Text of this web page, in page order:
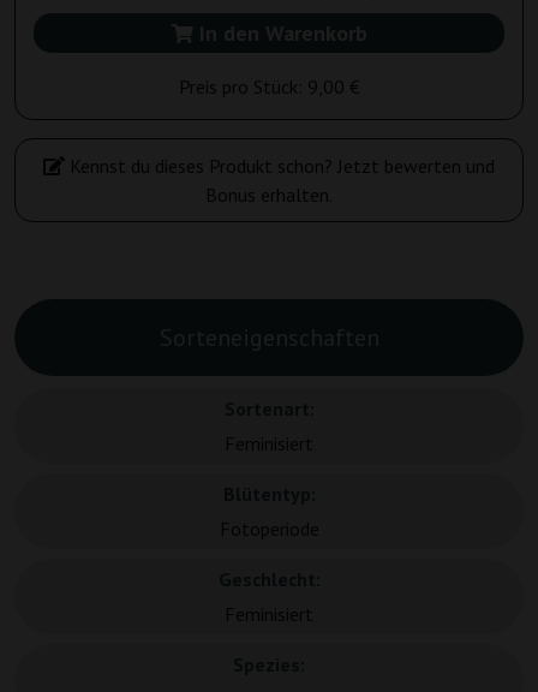
In den Warenkorb
Preis pro Stück: 9,00 €
Kennst du dieses Produkt schon? Jetzt bewerten und
Bonus erhalten.
Sorteneigenschaften